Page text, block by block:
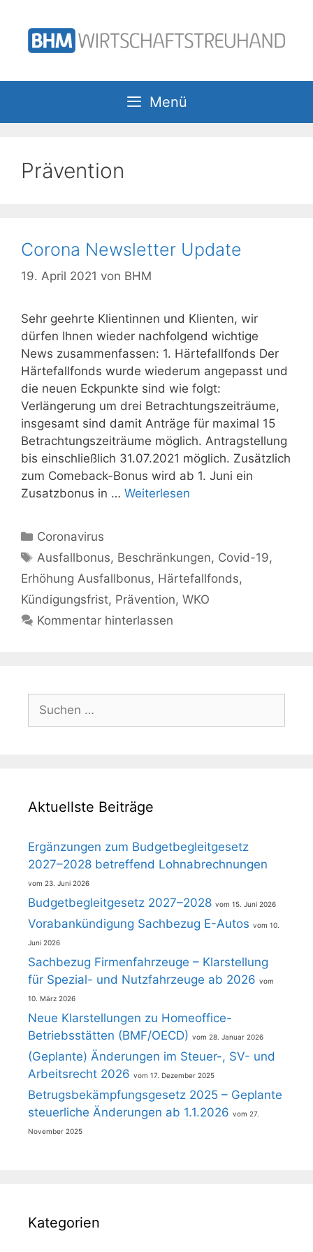
Inhalt
springen
Menü
Prävention
Corona Newsletter Update
19. April 2021 von BHM
Sehr geehrte Klientinnen und Klienten, wir
dürfen Ihnen wieder nachfolgend wichtige
News zusammenfassen: 1. Härtefallfonds Der
Härtefallfonds wurde wiederum angepasst und
die neuen Eckpunkte sind wie folgt:
Verlängerung um drei Betrachtungszeiträume,
insgesamt sind damit Anträge für maximal 15
Betrachtungszeiträume möglich. Antragstellung
bis einschließlich 31.07.2021 möglich. Zusätzlich
zum Comeback-Bonus wird ab 1. Juni ein
Zusatzbonus in … Weiterlesen
Kategorien
Coronavirus
Schlagwörter
Ausfallbonus, Beschränkungen, Covid-19,
Erhöhung Ausfallbonus, Härtefallfonds,
Kündigungsfrist, Prävention, WKO
Kommentar hinterlassen
Suchen
nach:
Aktuellste Beiträge
Ergänzungen zum Budgetbegleitgesetz
2027–2028 betreffend Lohnabrechnungen
23. Juni 2026
Budgetbegleitgesetz 2027–2028 15. Juni 2026
Vorabankündigung Sachbezug E-Autos 10.
Juni 2026
Sachbezug Firmenfahrzeuge – Klarstellung
für Spezial- und Nutzfahrzeuge ab 2026
10. März 2026
Neue Klarstellungen zu Homeoffice-
Betriebsstätten (BMF/OECD)
28. Januar 2026
(Geplante) Änderungen im Steuer-, SV- und
Arbeitsrecht 2026
17. Dezember 2025
Betrugsbekämpfungsgesetz 2025 – Geplante
steuerliche Änderungen ab 1.1.2026
27.
November 2025
Kategorien